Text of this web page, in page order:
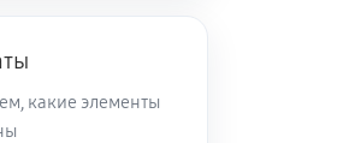
какие элементы